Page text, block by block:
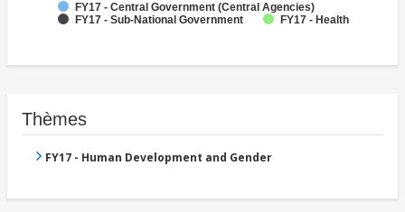
FY17 - Central Government (Central Agencies)
FY17 - Sub-National Government
FY17 - Health
Thèmes
FY17 - Human Development and Gender